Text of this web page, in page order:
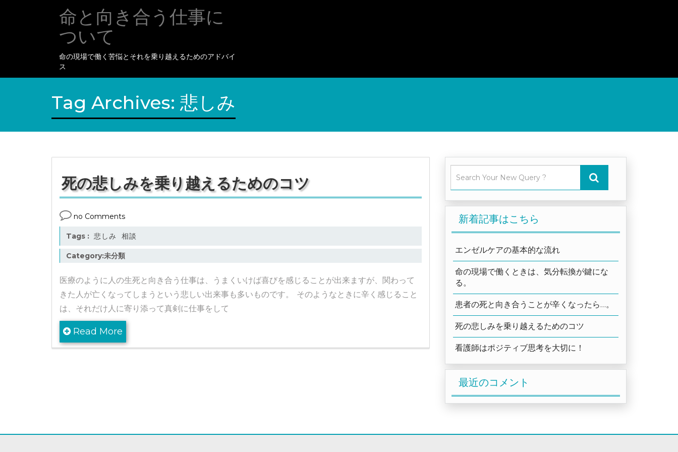
命と向き合う仕事に
ついて
命の現場で働く苦悩とそれを乗り越えるためのアドバイ
ス
Tag Archives: 悲しみ
死の悲しみを乗り越えるためのコツ
no Comments
Tags : 悲しみ 相談
Category:未分類
医療のように人の生死と向き合う仕事は、うまくいけば喜びを感じることが出来ますが、関わって
きた人が亡くなってしまうという悲しい出来事も多いものです。 そのようなときに辛く感じること
は、それだけ人に寄り添って真剣に仕事をして
Read More
新着記事はこちら
エンゼルケアの基本的な流れ
命の現場で働くときは、気分転換が鍵にな
る。
患者の死と向き合うことが辛くなったら…。
死の悲しみを乗り越えるためのコツ
看護師はポジティブ思考を大切に！
最近のコメント